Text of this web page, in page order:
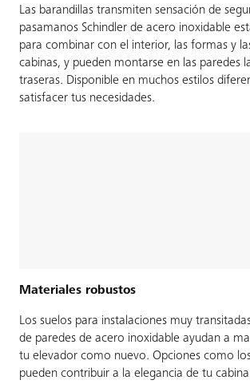
Las barandillas transmiten sensación de
pasamanos Schindler de acero inoxidable
para combinar con el interior, las formas y
cabinas, y pueden montarse en las paredes
traseras. Disponible en muchos estilos
satisfacer tus necesidades.
Materiales robustos
Los suelos para instalaciones muy
de paredes de acero inoxidable ayudan a
tu elevador como nuevo. Opciones como
pueden contribuir a la elegancia de tu